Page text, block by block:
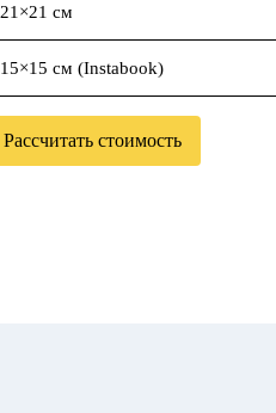
21×21 см
15×15 см (Instabook)
Рассчитать стоимость